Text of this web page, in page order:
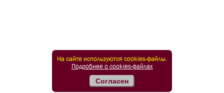
На сайте используются cookies-файлы.
Подробнее о cookies-файлах
Согласен